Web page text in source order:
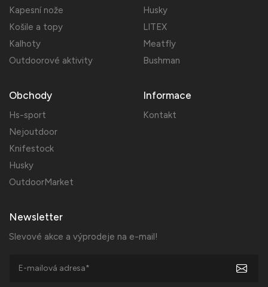
Kapesní nože
Košile a topy
Kalhoty
Outdoorové aktivity
Husky
LITEX
Meatfly
Bushman
Obchody
Hs-sport
Nejoutdoor
Knifestock
Husky
OutdoorMarket
Informace
Kontakt
Newsletter
Slevové akce a výprodeje na e-mail!